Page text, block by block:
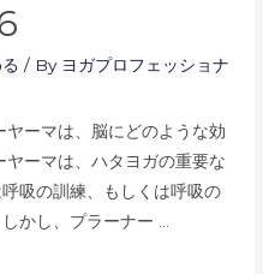
/ By ヨガプロフェッショナ
ーマは、脳にどのような効
ーマは、ハタヨガの重要な
吸の訓練、もしくは呼吸の
かし、プラーナー …